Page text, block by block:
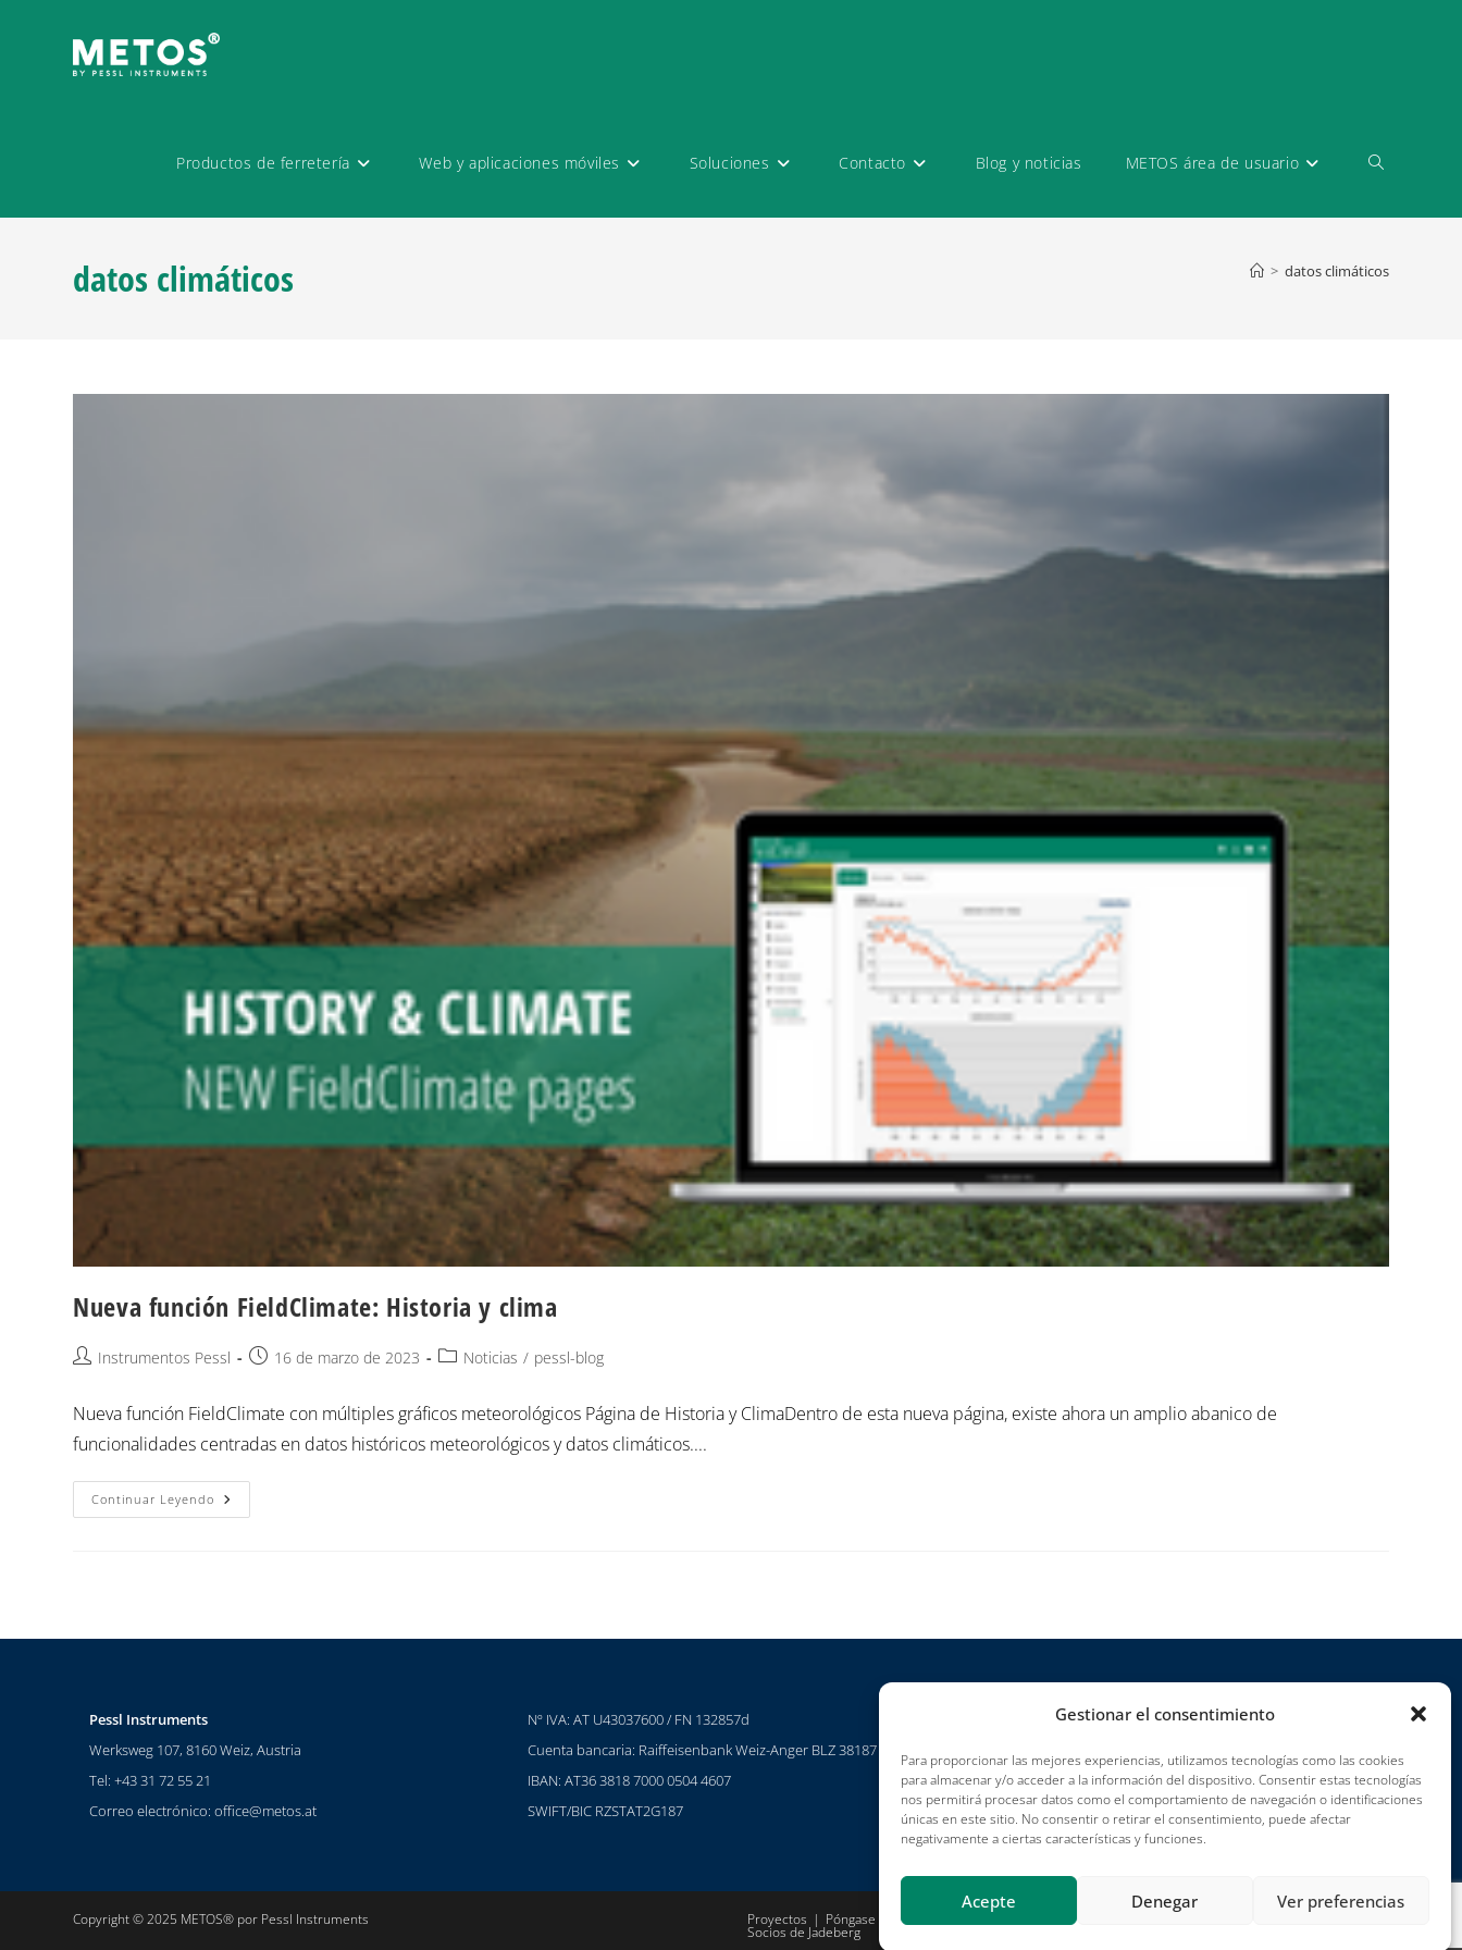
Gestionar el consentimiento
Para proporcionar las mejores experiencias, utilizamos tecnologías como las cookies
para almacenar y/o acceder a la información del dispositivo. Consentir estas tecnologías
nos permitirá procesar datos como el comportamiento de navegación o identificaciones
únicas en este sitio. No consentir o retirar el consentimiento, puede afectar
negativamente a ciertas características y funciones.
Acepte Denegar Ver preferencias
Productos de ferretería Web y aplicaciones móviles Soluciones Contacto Blog y noticias METOS área de usuario
datos climáticos > datos climáticos
Nueva función FieldClimate: Historia y clima
Instrumentos Pessl 16 de marzo de 2023 Noticias / pessl-blog
Nueva función FieldClimate con múltiples gráficos meteorológicos Página de Historia y ClimaDentro de esta nueva página, existe ahora un amplio abanico de
funcionalidades centradas en datos históricos meteorológicos y datos climáticos....
Continuar Leyendo
Pessl Instruments
Werksweg 107, 8160 Weiz, Austria
Tel: +43 31 72 55 21
Correo electrónico:office@metos.at
Nº IVA: AT U43037600 / FN 132857d
Cuenta bancaria: Raiffeisenbank Weiz-Anger BLZ 38187
IBAN: AT36 3818 7000 0504 4607
SWIFT/BIC RZSTAT2G187
Condiciones de uso
Impressum
Proyectos Póngase en contacto con
Socios de Jadeberg
Copyright © 2025 METOS® por Pessl Instruments